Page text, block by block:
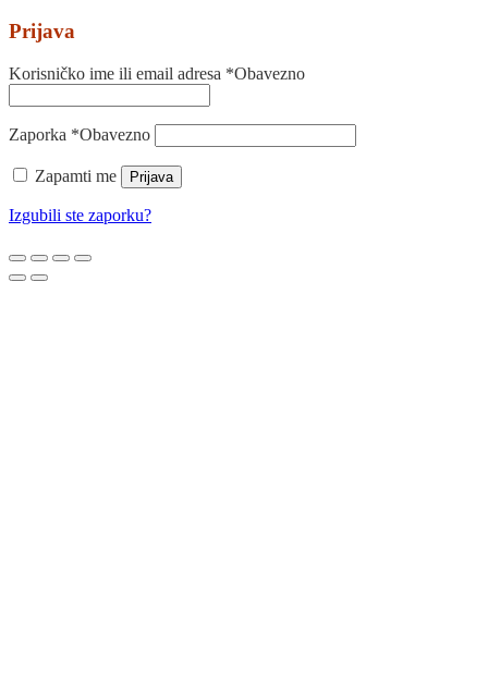
Prijava
Korisničko ime ili email adresa *Obavezno
Zaporka *Obavezno
Zapamti me Prijava
Izgubili ste zaporku?